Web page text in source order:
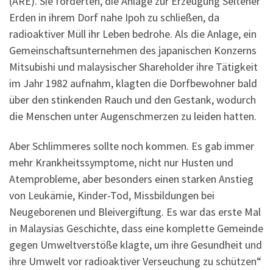
Erden in ihrem Dorf nahe Ipoh zu schließen, da
radioaktiver Müll ihr Leben bedrohe. Als die Anlage, ein
Gemeinschaftsunternehmen des japanischen Konzerns
Mitsubishi und malaysischer Shareholder ihre Tätigkeit
im Jahr 1982 aufnahm, klagten die Dorfbewohner bald
über den stinkenden Rauch und den Gestank, wodurch
die Menschen unter Augenschmerzen zu leiden hatten.
Aber Schlimmeres sollte noch kommen. Es gab immer
mehr Krankheitssymptome, nicht nur Husten und
Atemprobleme, aber besonders einen starken Anstieg
von Leukämie, Kinder-Tod, Missbildungen bei
Neugeborenen und Bleivergiftung. Es war das erste Mal
in Malaysias Geschichte, dass eine komplette Gemeinde
gegen Umweltverstöße klagte, um ihre Gesundheit und
ihre Umwelt vor radioaktiver Verseuchung zu schützen“